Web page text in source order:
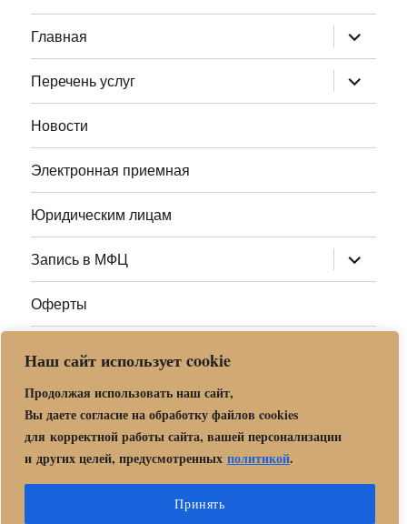
Наш сайт использует cookie
Продолжая использовать наш сайт,
Вы даете согласие на обработку файлов cookies
для корректной работы сайта, вашей персонализации
и других целей, предусмотренных политикой.
Принять
Главная раскрыть
дочернее
меню
Перечень услуг
раскрыть
дочернее
меню
Новости
Электронная приемная
Юридическим лицам
Запись в МФЦ раскрыть
дочернее
меню
Оферты
Адреса МФЦ МО
документы» в г. о. Орехово-Зуево
Политика обработки и защиты персональных данных в «МБУ
МФЦ Орехово-Зуевского городского округа Московской области»